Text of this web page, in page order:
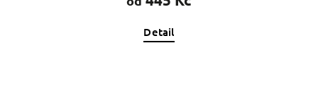
Detail